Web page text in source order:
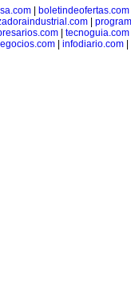
boletindeofertas.com
tecnoguia.com
| infodiario.com|